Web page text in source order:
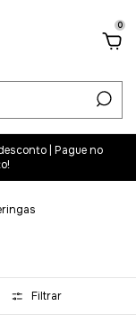
0
| Pague no
Filtrar